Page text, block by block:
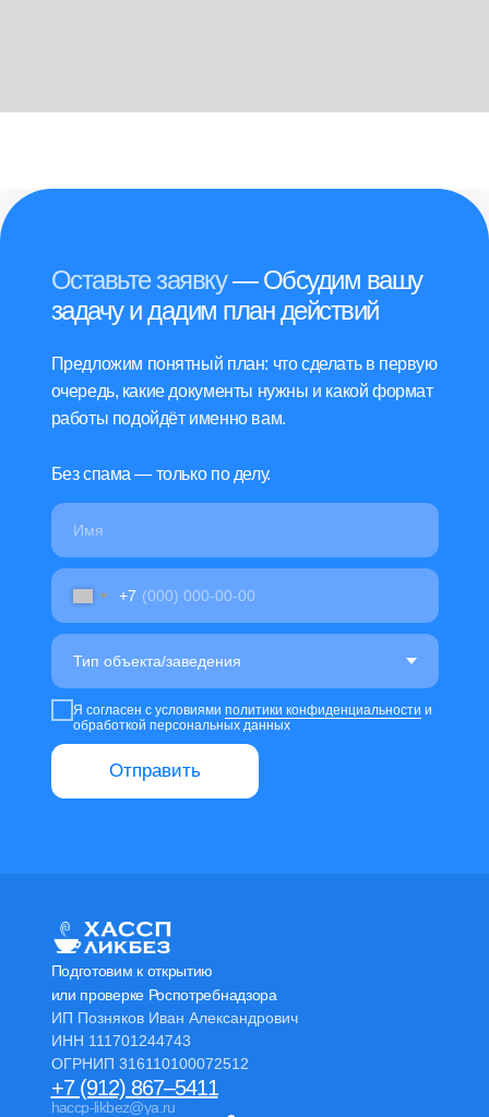
Без спама — только по делу.
Оставьте заявку— Обсудим вашу
задачу и дадим план действий
Предложим понятный план: что сделать в первую
очередь, какие документы нужны и какой формат
работы подойдёт именно вам.
+7
Я согласен с условиями политики конфиденциальности и
обработкой персональных данных
Отправить
Подготовим к открытию
или проверке Роспотребнадзора
ИП Позняков Иван Александрович
ИНН 111701244743
ОГРНИП 316110100072512
+7 (912) 867–5411
haccp-likbez@ya.ru